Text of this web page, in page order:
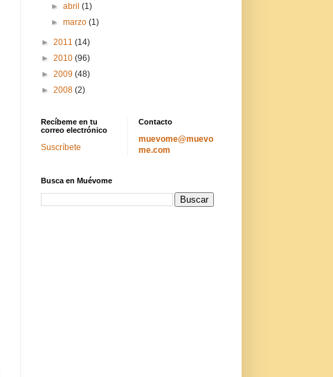
►abril(1)
►marzo(1)
► 2011 (14)
► 2010 (96)
► 2009 (48)
► 2008 (2)
Recíbeme en tu
correo electrónico
Suscríbete
Contacto
muevome@muevo
me.com
Busca en Muévome